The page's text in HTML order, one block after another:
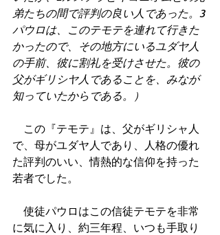
弟たちの間で評判の良い人であった。3
パウロは、このテモテを連れて行きた
かったので、その地方にいるユダヤ人
の手前、彼に割礼を受けさせた。彼の
父がギリシヤ人であることを、みなが
知っていたからである。）
この『テモテ』は、父がギリシャ人
で、母がユダヤ人であり、人格の優れ
た評判のいい、情熱的な信仰を持った
若者でした。
使徒パウロはこの信徒テモテを非常
に気に入り、約三年程、いつも手取り